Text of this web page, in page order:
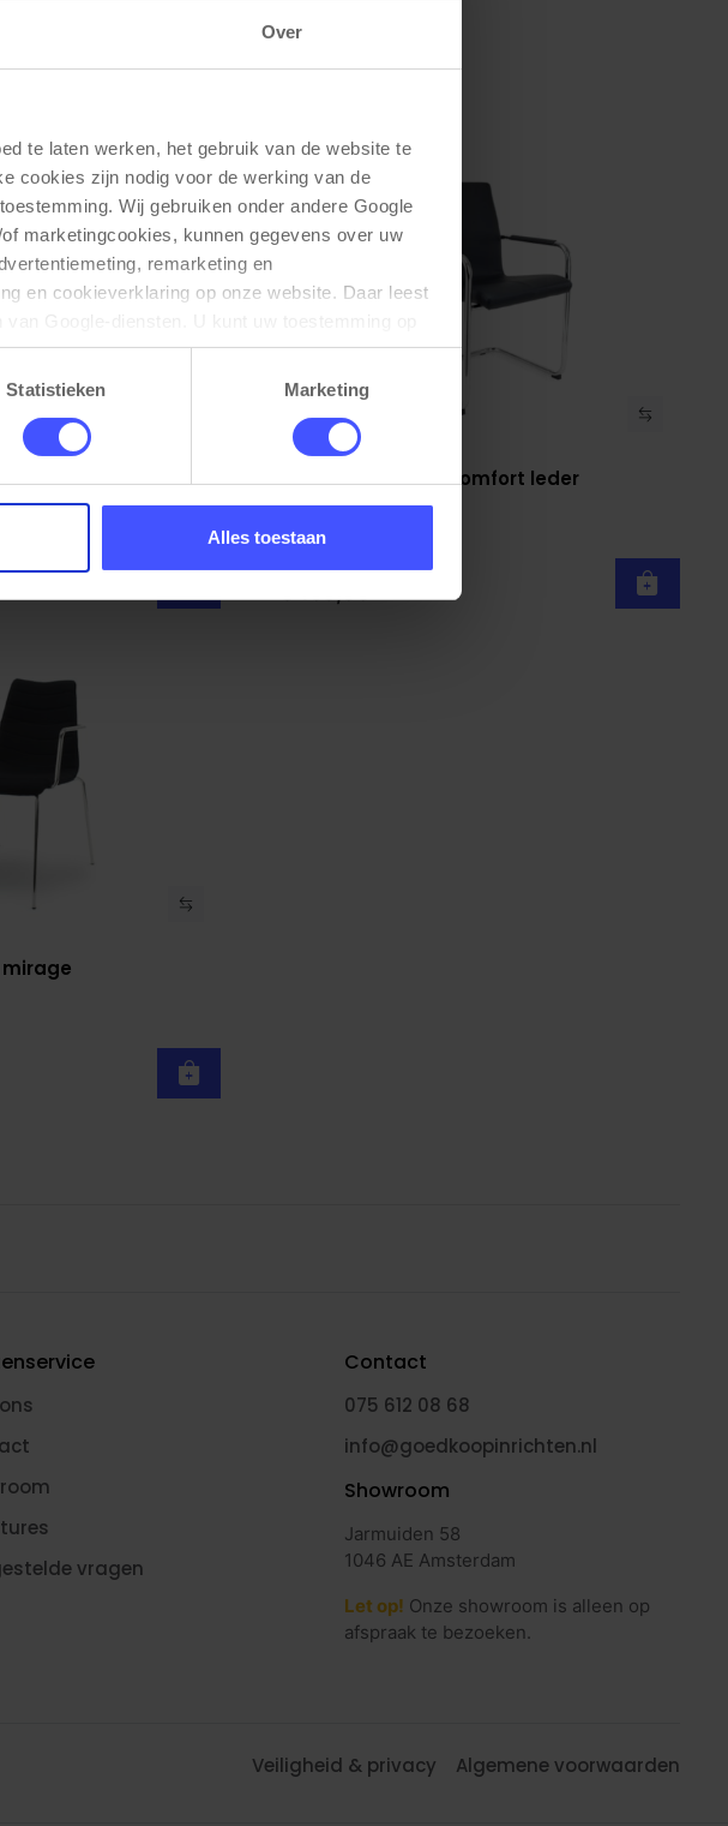
Over
te laten werken, het gebruik van de website te
cookies zijn nodig voor de werking van de
Wij gebruiken onder andere Google
marketingcookies, kunnen gegevens over uw
remarketing en
en cookieverklaring op onze website. Daar leest
policy.
Statistieken Marketing
Alles toestaan
Bekijk product
Conferentiestoel Comfort leder
Zwart
1 week
vragen
Contact
075 612 08 68
info@goedkoopinrichten.nl
Showroom
Jarmuiden 58
1046 AE Amsterdam
Let op! Onze showroom is alleen op
afspraak te bezoeken.
Veiligheid & privacy Algemene voorwaarden